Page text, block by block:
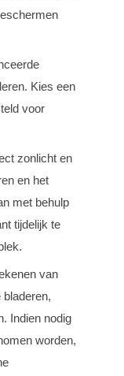
Kies een
voor
zonlicht en
en het
met behulp
tijdelijk te
van
Indien nodig
worden,